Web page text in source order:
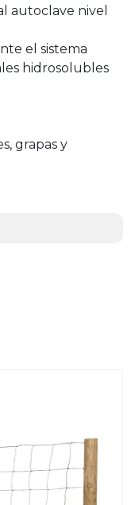
autoclave nivel
el sistema
hidrosolubles
grapas y